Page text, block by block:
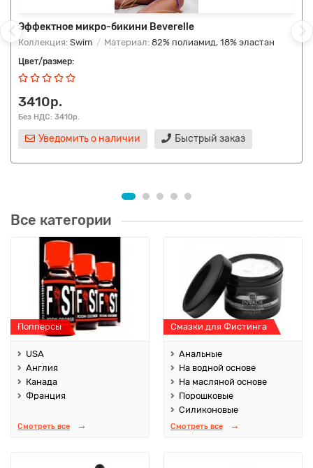
Эффектное микро-бикини Beverelle
Коллекция: Swim Материал: 82% полиамид, 18% эластан
Цвет/размер:
3410р.
Без НДС: 3410р.
Уведомить о наличии Быстрый заказ
Все категории
Попперсы
USA
Англия
Канада
Франция
Смотреть все
Смазки для Фистинга
Анальные
На водной основе
На масляной основе
Порошковые
Силиконовые
Смотреть все